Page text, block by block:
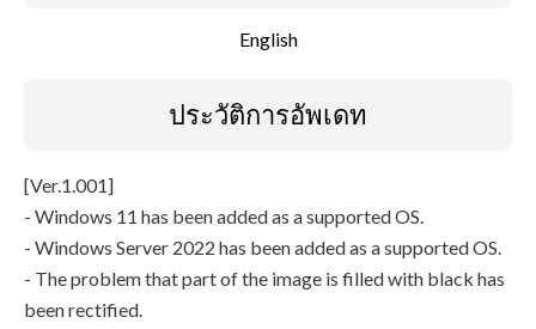
English
ประวัติการอัพเดท
[Ver.1.001]
- Windows 11 has been added as a supported OS.
- Windows Server 2022 has been added as a supported OS.
- The problem that part of the image is filled with black has
been rectified.